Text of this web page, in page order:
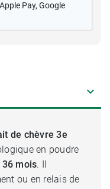
Pay, Google
de chèvre 3e
en poudre
36 mois. Il
ou en relais de